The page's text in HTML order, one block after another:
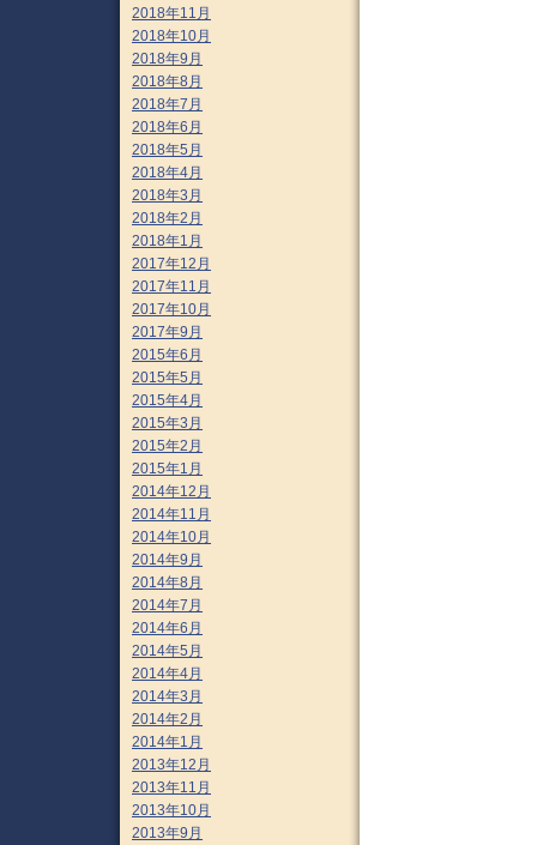
2018年11月
2018年10月
2018年9月
2018年8月
2018年7月
2018年6月
2018年5月
2018年4月
2018年3月
2018年2月
2018年1月
2017年12月
2017年11月
2017年10月
2017年9月
2015年6月
2015年5月
2015年4月
2015年3月
2015年2月
2015年1月
2014年12月
2014年11月
2014年10月
2014年9月
2014年8月
2014年7月
2014年6月
2014年5月
2014年4月
2014年3月
2014年2月
2014年1月
2013年12月
2013年11月
2013年10月
2013年9月